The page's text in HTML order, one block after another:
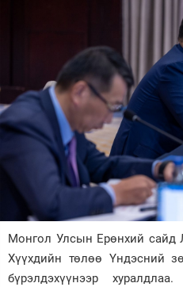
Үзэл бодол
Нийгэм
Дэлхий
Энтертайнмэнт
Зурхай
Монгол Улсын Ерөнхий сайд
Хүүхдийн төлөө Үндэсний
бүрэлдэхүүнээр